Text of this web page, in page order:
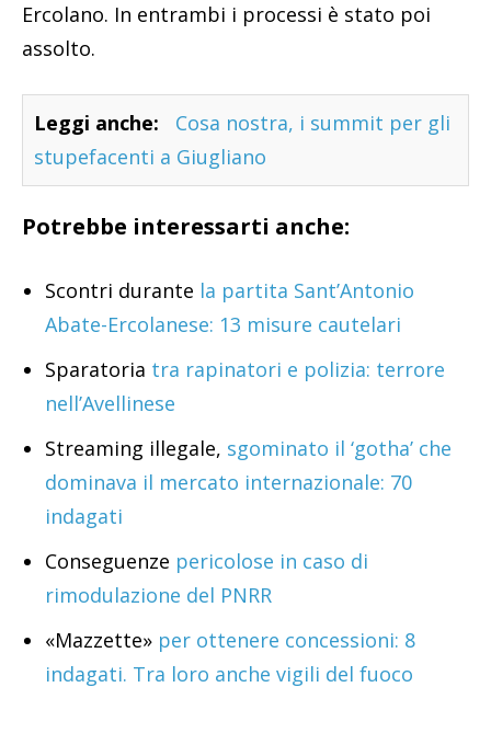
Ercolano. In entrambi i processi è stato poi
assolto.
Leggi anche:
Cosa nostra, i summit per gli
stupefacenti a Giugliano
Potrebbe interessarti anche:
Scontri durante la partita Sant’Antonio
Abate-Ercolanese: 13 misure cautelari
Sparatoria tra rapinatori e polizia: terrore
nell’Avellinese
Streaming illegale, sgominato il ‘gotha’ che
dominava il mercato internazionale: 70
indagati
Conseguenze pericolose in caso di
rimodulazione del PNRR
«Mazzette» per ottenere concessioni: 8
indagati. Tra loro anche vigili del fuoco